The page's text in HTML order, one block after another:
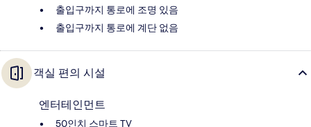
출입구까지 통로에 조명 있음
출입구까지 통로에 계단 없음
객실 편의 시설
엔터테인먼트
50인치 스마트 TV